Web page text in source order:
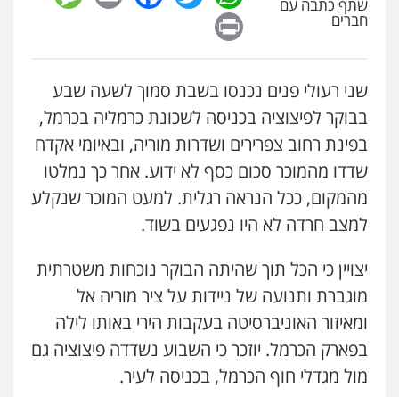
שתף כתבה עם
חברים
שני רעולי פנים נכנסו בשבת סמוך לשעה שבע
בבוקר לפיצוציה בכניסה לשכונת כרמליה בכרמל,
בפינת רחוב צפרירים ושדרות מוריה, ובאיומי אקדח
שדדו מהמוכר סכום כסף לא ידוע. אחר כך נמלטו
מהמקום, ככל הנראה רגלית. למעט המוכר שנקלע
למצב חרדה לא היו נפגעים בשוד.
יצויין כי הכל תוך שהיתה הבוקר נוכחות משטרתית
מוגברת ותנועה של ניידות על ציר מוריה אל
ומאיזור האוניברסיטה בעקבות הירי באותו לילה
בפארק הכרמל. יוזכר כי השבוע נשדדה פיצוציה גם
מול מגדלי חוף הכרמל, בכניסה לעיר.
ניר קידר – צלם
צילום עורכי דין שירותים מקצועיים לעורכי
דין
רונן הלל – מוניטין
מחיקת כתבות מגוגל ודחיקת אזכורים
שליליים
שירותים מקצועיים לעורכי דין
0522508109
איומים כתובים
אבי שקד מונה
כחבר ועדת איסור הלבנת הון בלשכת עורכי הדין
194 עורכי הדין החדשים
אחרי המלחמה: הוסמכו בירושלים עורכות ועורכי
הדין החדשים